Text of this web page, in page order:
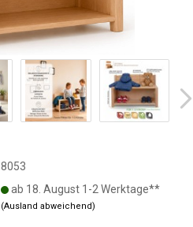
8053
ab 18. August 1-2 Werktage**
(Ausland abweichend)